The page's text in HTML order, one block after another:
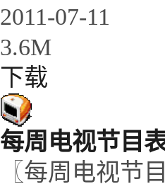
2011-07-11
3.6M
下载
每周电视节目
〖每周电视节